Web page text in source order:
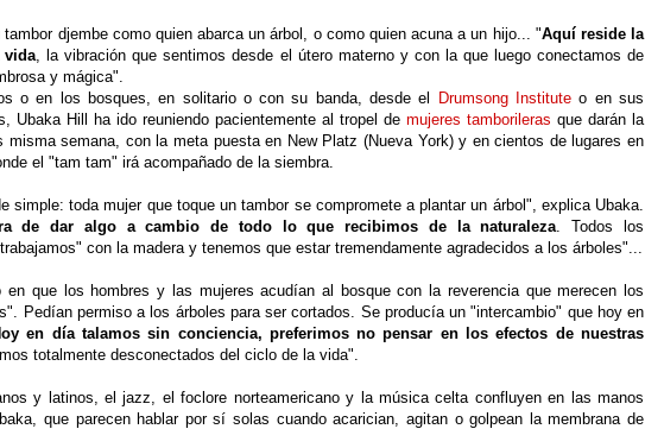
tambor djembe como quien abarca un árbol, o como quien acuna a un hijo... "Aquí reside la
vida , la vibración que sentimos desde el útero materno y con la que luego conectamos de
y mágica".
o en los bosques, en solitario o con su banda, desde el Drumsong Institute o en sus
Ubaka Hill ha ido reuniendo pacientemente al tropel de mujeres tamborileras que darán la
misma semana, con la meta puesta en New Platz (Nueva York) y en cientos de lugares en
el "tam tam" irá acompañado de la siembra.
simple: toda mujer que toque un tambor se compromete a plantar un árbol", explica Ubaka.
de dar algo a cambio de todo lo que recibimos de la naturaleza . Todos los
con la madera y tenemos que estar tremendamente agradecidos a los árboles"...
en que los hombres y las mujeres acudían al bosque con la reverencia que merecen los
Pedían permiso a los árboles para ser cortados. Se producía un "intercambio" que hoy en
en día talamos sin conciencia, preferimos no pensar en los efectos de nuestras
totalmente desconectados del ciclo de la vida".
y latinos, el jazz, el foclore norteamericano y la música celta confluyen en las manos
que parecen hablar por sí solas cuando acarician, agitan o golpean la membrana de